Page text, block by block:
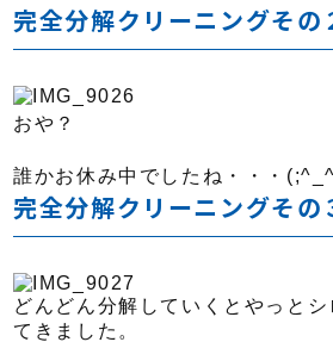
完全分解クリーニングその
おや？
誰かお休み中でしたね・・・
完全分解クリーニングその
どんどん分解していくとやっとシ
てきました。